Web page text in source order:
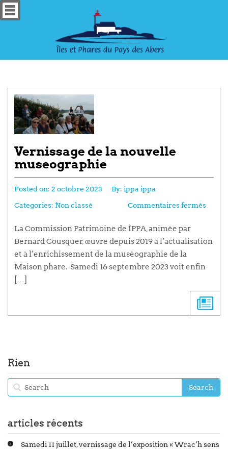
Vernissage de la nouvelle
museographie
Posted on: 2 octobre 2023 By: ippa ippa
Categories: Non classé Commentaires fermés
La Commission Patrimoine de ÎPPA, animée par
Bernard Cousquer, œuvre depuis 2019 à l’actualisation
et à l’enrichissement de la muséographie de la
Maison phare. Samedi 16 septembre 2023 voit enfin
[…]
Rien
articles récents
Samedi 11 juillet, vernissage de l’exposition « Wrac’h sens